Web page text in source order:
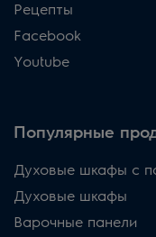
Рецепты
Facebook
Youtube
Популярные
Духовые шкафы с
Духовые шкафы
Варочные панели